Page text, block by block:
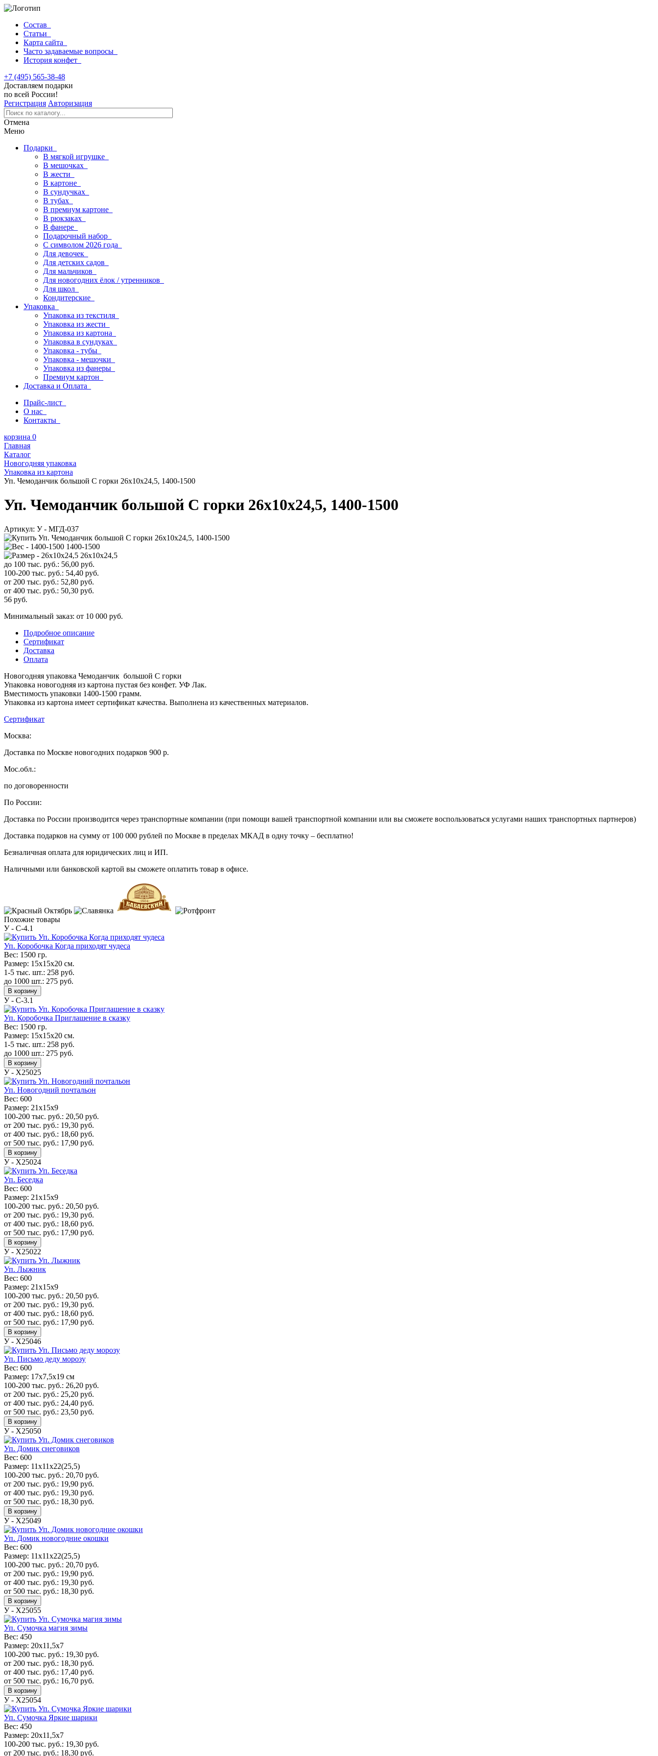
Состав
Статьи
Карта сайта
Часто задаваемые вопросы
История конфет
+7 (495) 565-38-48
Доставляем подарки
по всей России!
Регистрация Авторизация
Отмена
Меню
Подарки
В мягкой игрушке
В мешочках
В жести
В картоне
В сундучках
В тубах
В премиум картоне
В рюкзаках
В фанере
Подарочный набор
С символом 2026 года
Для девочек
Для детских садов
Для мальчиков
Для новогодних ёлок / утренников
Для школ
Кондитерские
Упаковка
Упаковка из текстиля
Упаковка из жести
Упаковка из картона
Упаковка в сундуках
Упаковка - тубы
Упаковка - мешочки
Упаковка из фанеры
Премиум картон
Доставка и Оплата
Прайс-лист
О нас
Контакты
корзина 0
Главная
Каталог
Новогодняя упаковка
Упаковка из картона
Уп. Чемоданчик большой С горки 26х10х24,5, 1400-1500
Уп. Чемоданчик большой С горки 26х10х24,5, 1400-1500
Артикул: У - МГД-037
1400-1500
26х10х24,5
до 100 тыс. руб.: 56,00 руб.
100-200 тыс. руб.: 54,40 руб.
от 200 тыс. руб.: 52,80 руб.
от 400 тыс. руб.: 50,30 руб.
56 руб.
Минимальный заказ: от 10 000 руб.
Подробное описание
Сертификат
Доставка
Оплата
Новогодняя упаковка Чемоданчик большой С горки
Упаковка новогодняя из картона пустая без конфет. УФ Лак.
Вместимость упаковки 1400-1500 грамм.
Упаковка из картона имеет сертификат качества. Выполнена из качественных материалов.
Сертификат
Москва:
Доставка по Москве новогодних подарков 900 р.
Мос.обл.:
по договоренности
По России:
Доставка по России производится через транспортные компании (при помощи вашей транспортной компании или вы сможете воспользоваться услугами наших транспортных партнеров)
Доставка подарков на сумму от 100 000 рублей по Москве в пределах МКАД в одну точку – бесплатно!
Безналичная оплата для юридических лиц и ИП.
Наличными или банковской картой вы сможете оплатить товар в офисе.
Похожие товары
У - C-4.1
Уп. Коробочка Когда приходят чудеса
Вес: 1500 гр.
Размер: 15х15х20 см.
1-5 тыс. шт.: 258 руб.
до 1000 шт.: 275 руб.
В корзину
У - C-3.1
Уп. Коробочка Приглашение в сказку
Вес: 1500 гр.
Размер: 15х15х20 см.
1-5 тыс. шт.: 258 руб.
до 1000 шт.: 275 руб.
В корзину
У - Х25025
Уп. Новогодний почтальон
Вес: 600
Размер: 21х15х9
100-200 тыс. руб.: 20,50 руб.
от 200 тыс. руб.: 19,30 руб.
от 400 тыс. руб.: 18,60 руб.
от 500 тыс. руб.: 17,90 руб.
В корзину
У - Х25024
Уп. Беседка
Вес: 600
Размер: 21х15х9
100-200 тыс. руб.: 20,50 руб.
от 200 тыс. руб.: 19,30 руб.
от 400 тыс. руб.: 18,60 руб.
от 500 тыс. руб.: 17,90 руб.
В корзину
У - Х25022
Уп. Лыжник
Вес: 600
Размер: 21х15х9
100-200 тыс. руб.: 20,50 руб.
от 200 тыс. руб.: 19,30 руб.
от 400 тыс. руб.: 18,60 руб.
от 500 тыс. руб.: 17,90 руб.
В корзину
У - Х25046
Уп. Письмо деду морозу
Вес: 600
Размер: 17x7,5x19 см
100-200 тыс. руб.: 26,20 руб.
от 200 тыс. руб.: 25,20 руб.
от 400 тыс. руб.: 24,40 руб.
от 500 тыс. руб.: 23,50 руб.
В корзину
У - Х25050
Уп. Домик снеговиков
Вес: 600
Размер: 11х11х22(25,5)
100-200 тыс. руб.: 20,70 руб.
от 200 тыс. руб.: 19,90 руб.
от 400 тыс. руб.: 19,30 руб.
от 500 тыс. руб.: 18,30 руб.
В корзину
У - Х25049
Уп. Домик новогодние окошки
Вес: 600
Размер: 11х11х22(25,5)
100-200 тыс. руб.: 20,70 руб.
от 200 тыс. руб.: 19,90 руб.
от 400 тыс. руб.: 19,30 руб.
от 500 тыс. руб.: 18,30 руб.
В корзину
У - Х25055
Уп. Сумочка магия зимы
Вес: 450
Размер: 20x11,5x7
100-200 тыс. руб.: 19,30 руб.
от 200 тыс. руб.: 18,30 руб.
от 400 тыс. руб.: 17,40 руб.
от 500 тыс. руб.: 16,70 руб.
В корзину
У - Х25054
Уп. Сумочка Яркие шарики
Вес: 450
Размер: 20x11,5x7
100-200 тыс. руб.: 19,30 руб.
от 200 тыс. руб.: 18,30 руб.